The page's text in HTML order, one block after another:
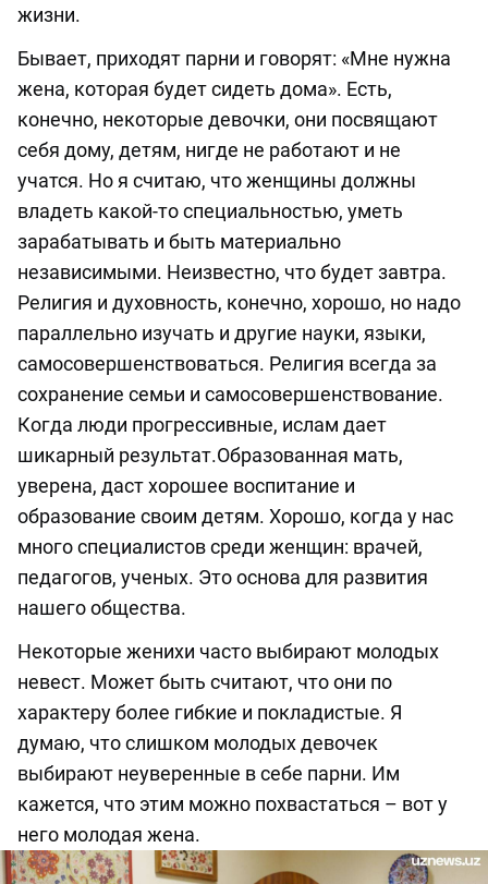
жизни.
Бывает, приходят парни и говорят: «Мне нужна
жена, которая будет сидеть дома». Есть,
конечно, некоторые девочки, они посвящают
себя дому, детям, нигде не работают и не
учатся. Но я считаю, что женщины должны
владеть какой-то специальностью, уметь
зарабатывать и быть материально
независимыми. Неизвестно, что будет завтра.
Религия и духовность, конечно, хорошо, но надо
параллельно изучать и другие науки, языки,
самосовершенствоваться. Религия всегда за
сохранение семьи и самосовершенствование.
Когда люди прогрессивные, ислам дает
шикарный результат.Образованная мать,
уверена, даст хорошее воспитание и
образование своим детям. Хорошо, когда у нас
много специалистов среди женщин: врачей,
педагогов, ученых. Это основа для развития
нашего общества.
Некоторые женихи часто выбирают молодых
невест. Может быть считают, что они по
характеру более гибкие и покладистые. Я
думаю, что слишком молодых девочек
выбирают неуверенные в себе парни. Им
кажется, что этим можно похвастаться – вот у
него молодая жена.